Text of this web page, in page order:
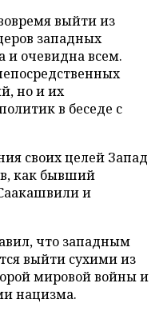
выйти из
западных
и очевидна всем.
но и их
в беседе с
своих целей Запад
как бывший
и
что западным
выйти сухими из
мировой войны и
нацизма.